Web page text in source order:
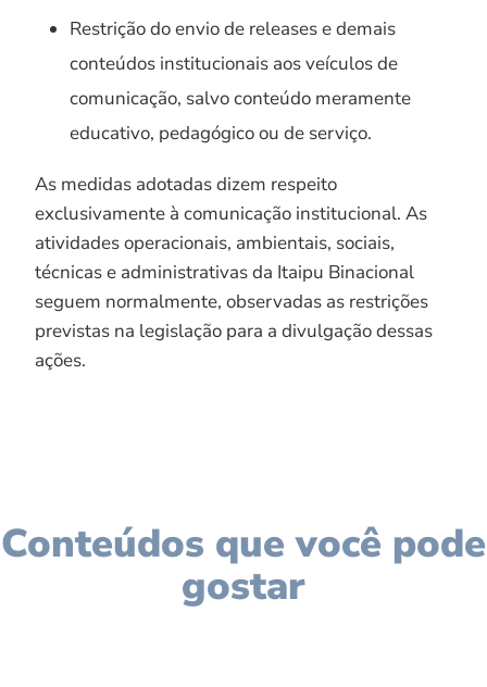
Restrição do envio de releases e demais
conteúdos institucionais aos veículos de
comunicação, salvo conteúdo meramente
educativo, pedagógico ou de serviço.
As medidas adotadas dizem respeito
exclusivamente à comunicação institucional. As
atividades operacionais, ambientais, sociais,
técnicas e administrativas da Itaipu Binacional
seguem normalmente, observadas as restrições
previstas na legislação para a divulgação dessas
ações.
Conteúdos que você pode
gostar